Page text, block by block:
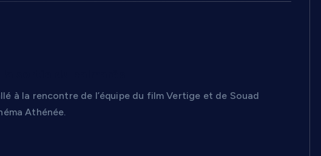
à la rencontre de l’équipe du film Vertige et de Souad
Athénée.